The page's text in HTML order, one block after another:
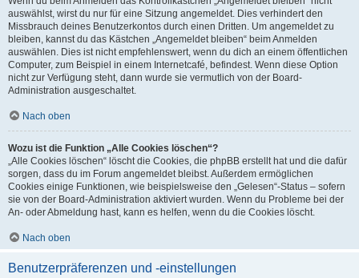
auswählst, wirst du nur für eine Sitzung angemeldet. Dies verhindert den
Missbrauch deines Benutzerkontos durch einen Dritten. Um angemeldet zu
bleiben, kannst du das Kästchen „Angemeldet bleiben“ beim Anmelden
auswählen. Dies ist nicht empfehlenswert, wenn du dich an einem öffentlichen
Computer, zum Beispiel in einem Internetcafé, befindest. Wenn diese Option
nicht zur Verfügung steht, dann wurde sie vermutlich von der Board-
Administration ausgeschaltet.
Nach oben
Wozu ist die Funktion „Alle Cookies löschen“?
„Alle Cookies löschen“ löscht die Cookies, die phpBB erstellt hat und die dafür
sorgen, dass du im Forum angemeldet bleibst. Außerdem ermöglichen
Cookies einige Funktionen, wie beispielsweise den „Gelesen“-Status – sofern
sie von der Board-Administration aktiviert wurden. Wenn du Probleme bei der
An- oder Abmeldung hast, kann es helfen, wenn du die Cookies löscht.
Nach oben
Benutzerpräferenzen und -einstellungen